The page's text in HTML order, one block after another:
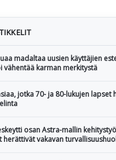
madaltaa uusien käyttäjien
vähentää karman merkitystä
jotka 70- ja 80-lukujen lapset
osan Astra-mallin
herättivät vakavan